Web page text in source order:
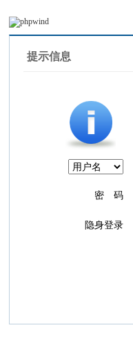
提示信息
密 码
隐身登录